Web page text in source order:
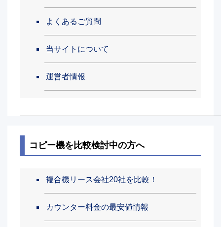
よくあるご質問
当サイトについて
運営者情報
コピー機を比較検討中の方へ
複合機リース会社20社を比較！
カウンター料金の最安値情報